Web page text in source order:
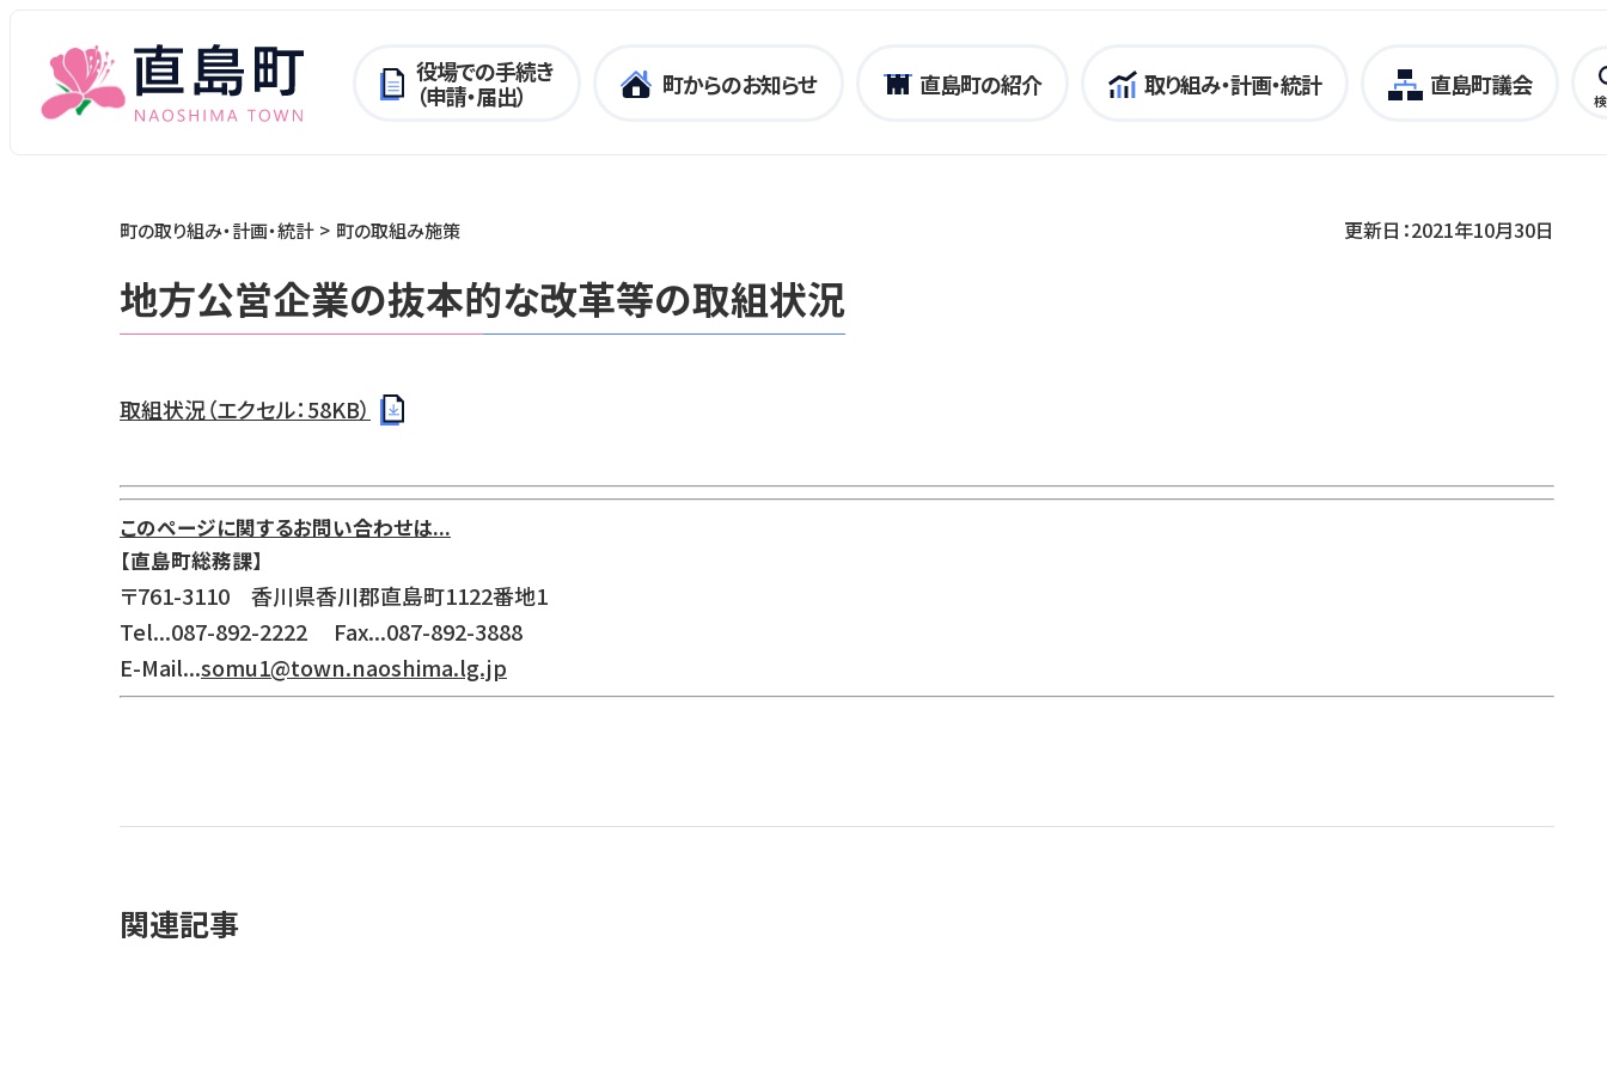
役場での手続き
（申請・届出）
町からのお知らせ 直島町の紹介 取り組み・計画・統計 直島町議会
町の取り組み・計画・統計 町の取組み施策 更新日：2021年10月30日
地方公営企業の抜本的な改革等の取組状況
取組状況（エクセル：58KB）
このページに関するお問い合わせは...
【直島町総務課】
〒761-3110 香川県香川郡直島町1122番地1
Tel...087-892-2222 Fax...087-892-3888
E-Mail...somu1@town.naoshima.lg.jp
関連記事